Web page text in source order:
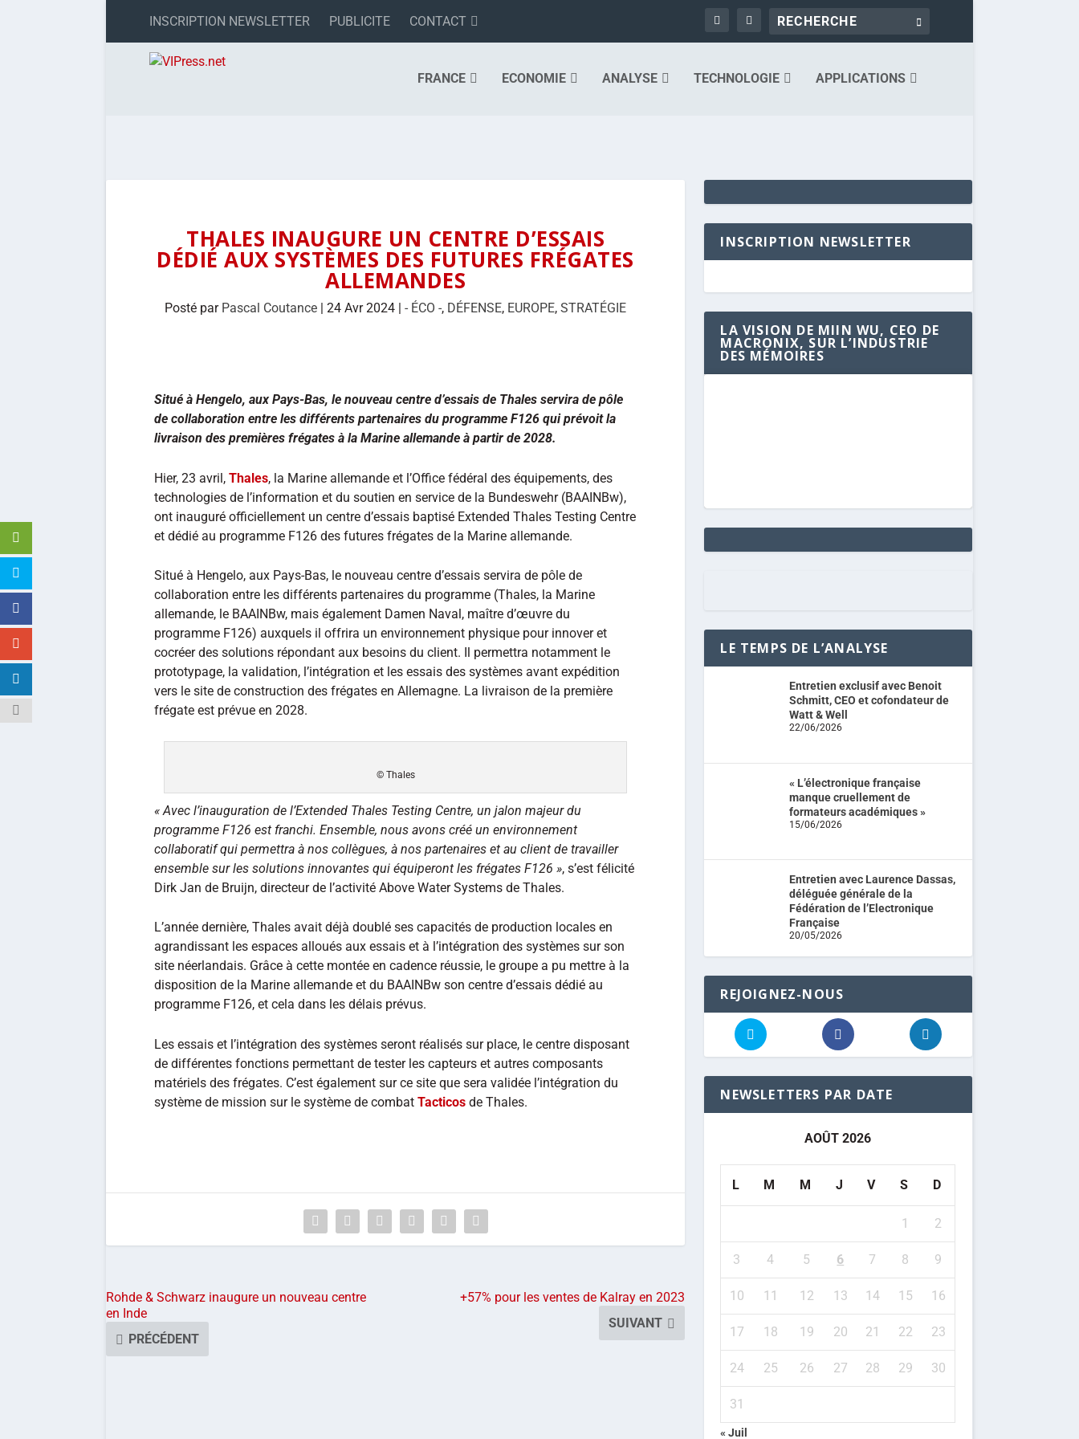
INSCRIPTION NEWSLETTER PUBLICITE CONTACT
FRANCE ECONOMIE ANALYSE TECHNOLOGIE APPLICATIONS
THALES INAUGURE UN CENTRE D’ESSAIS
DÉDIÉ AUX SYSTÈMES DES FUTURES FRÉGATES
ALLEMANDES
Posté par Pascal Coutance |24 Avr 2024 |- ÉCO -, DÉFENSE, EUROPE,STRATÉGIE
Situé à Hengelo, aux Pays-Bas, le nouveau centre d’essais de Thales servira de pôle
de collaboration entre les différents partenaires du programme F126 qui prévoit la
livraison des premières frégates à la Marine allemande à partir de 2028.
Hier, 23 avril, Thales, la Marine allemande et l’Office fédéral des équipements, des
technologies de l’information et du soutien en service de la Bundeswehr (BAAINBw),
ont inauguré officiellement un centre d’essais baptisé Extended Thales Testing Centre
et dédié au programme F126 des futures frégates de la Marine allemande.
Situé à Hengelo, aux Pays-Bas, le nouveau centre d’essais servira de pôle de
collaboration entre les différents partenaires du programme (Thales, la Marine
allemande, le BAAINBw, mais également Damen Naval, maître d’œuvre du
programme F126) auxquels il offrira un environnement physique pour innover et
cocréer des solutions répondant aux besoins du client. Il permettra notamment le
prototypage, la validation, l’intégration et les essais des systèmes avant expédition
vers le site de construction des frégates en Allemagne. La livraison de la première
frégate est prévue en 2028.
© Thales
« Avec l’inauguration de l’Extended Thales Testing Centre, un jalon majeur du
programme F126 est franchi. Ensemble, nous avons créé un environnement
collaboratif qui permettra à nos collègues, à nos partenaires et au client de travailler
ensemble sur les solutions innovantes qui équiperont les frégates F126 », s’est félicité
Dirk Jan de Bruijn, directeur de l’activité Above Water Systems de Thales.
L’année dernière, Thales avait déjà doublé ses capacités de production locales en
agrandissant les espaces alloués aux essais et à l’intégration des systèmes sur son
site néerlandais. Grâce à cette montée en cadence réussie, le groupe a pu mettre à la
disposition de la Marine allemande et du BAAINBw son centre d’essais dédié au
programme F126, et cela dans les délais prévus.
Les essais et l’intégration des systèmes seront réalisés sur place, le centre disposant
de différentes fonctions permettant de tester les capteurs et autres composants
matériels des frégates. C’est également sur ce site que sera validée l’intégration du
système de mission sur le système de combat Tacticos de Thales.
Rohde & Schwarz inaugure un nouveau centre
en Inde
PRÉCÉDENT
+57% pour les ventes de Kalray en 2023
SUIVANT
INSCRIPTION NEWSLETTER
LA VISION DE MIIN WU, CEO DE
MACRONIX, SUR L’INDUSTRIE
DES MÉMOIRES
LE TEMPS DE L’ANALYSE
Entretien exclusif avec Benoit
Schmitt, CEO et cofondateur de
Watt & Well
22/06/2026
« L’électronique française
manque cruellement de
formateurs académiques »
15/06/2026
Entretien avec Laurence Dassas,
déléguée générale de la
Fédération de l’Electronique
Française
20/05/2026
REJOIGNEZ-NOUS
NEWSLETTERS PAR DATE
AOÛT 2026
L M M J V S D
1 2
3 4 5 6 7 8 9
10 11 12 13 14 15 16
17 18 19 20 21 22 23
24 25 26 27 28 29 30
31
« Juil